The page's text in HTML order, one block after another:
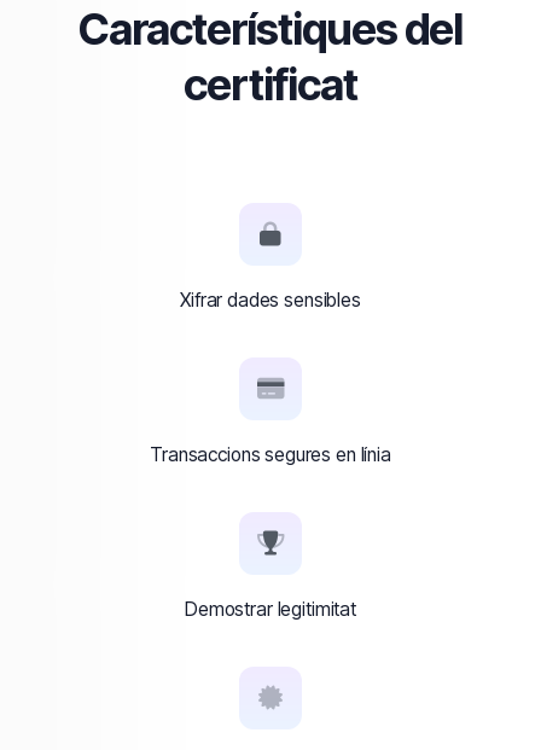
Característiques del
certificat
Xifrar dades sensibles
Transaccions segures en línia
Demostrar legitimitat